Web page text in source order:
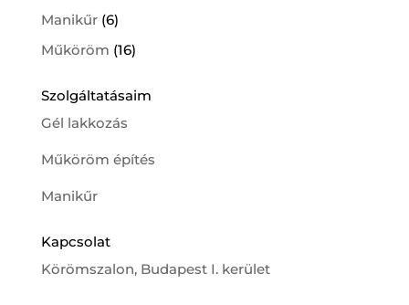
Manikűr(6)
Műköröm (16)
Szolgáltatásaim
Gél lakkozás
Műköröm építés
Manikűr
Kapcsolat
Körömszalon, Budapest I. kerület